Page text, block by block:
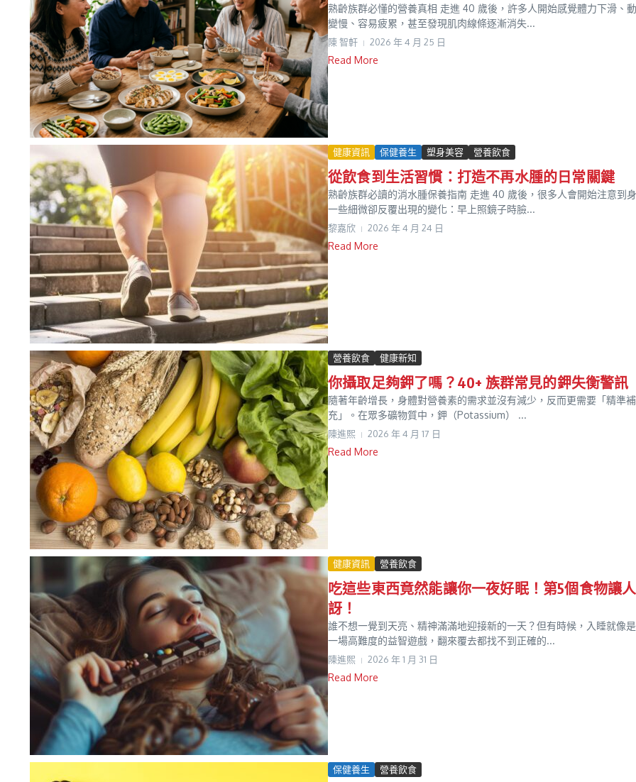
熟齡族群必懂的營養真相 走進 40 歲後，許多人開始感覺體力下滑、
變慢、容易疲累，甚至發現肌肉線條逐漸消失...
陳 智軒 2026 年 4 月 25 日
Read More
健康資訊 保健養生 塑身美容 營養飲食
從飲食到生活習慣：打造不再水腫的日常關鍵
熟齡族群必讀的消水腫保養指南 走進 40 歲後，很多人會開始注意到
一些細微卻反覆出現的變化：早上照鏡子時臉...
黎嘉欣 2026 年 4 月 24 日
Read More
營養飲食 健康新知
你攝取足夠鉀了嗎？40+ 族群常見的鉀失衡警訊
隨著年齡增長，身體對營養素的需求並沒有減少，反而更需要「精準補
充」。在眾多礦物質中，鉀（Potassium） ...
陳進𤋮 2026 年 4 月 17 日
Read More
健康資訊 營養飲食
吃這些東西竟然能讓你一夜好眠！第5個食物讓
訝！
誰不想一覺到天亮、精神滿滿地迎接新的一天？但有時候，入睡就像
一場高難度的益智遊戲，翻來覆去都找不到正確的...
陳進𤋮 2026 年 1 月 31 日
Read More
保健養生 營養飲食